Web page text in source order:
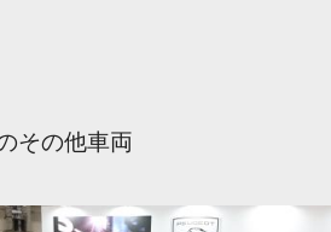
その他車両